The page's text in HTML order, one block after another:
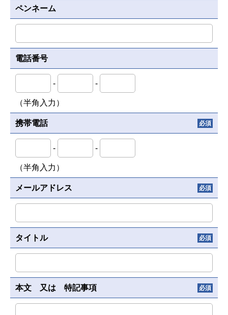
ペンネーム
電話番号
- -
（半角入力）
携帯電話 必須
- -
（半角入力）
メールアドレス 必須
タイトル 必須
本文 又は 特記事項 必須